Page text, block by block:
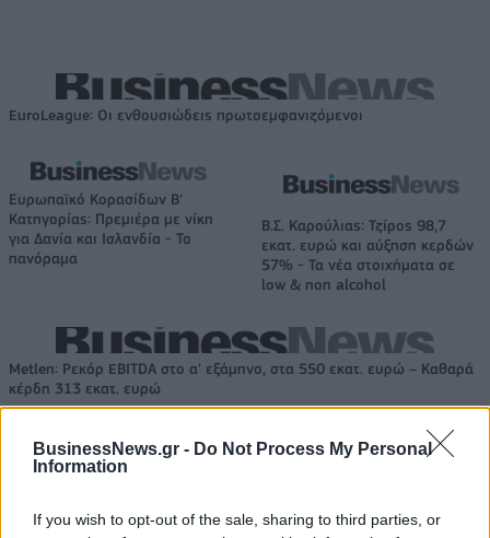
BusinessNews.gr - Do Not Process My Personal
Information
If you wish to opt-out of the sale, sharing to third parties, or
EuroLeague: Οι ενθουσιώδεις πρωτοεμφανιζόμενοι
Ευρωπαϊκό Κορασίδων Β'
Κατηγορίας: Πρεμιέρα με νίκη
για Δανία και Ισλανδία - Το
πανόραμα
Β.Σ. Καρούλιας: Τζίρος 98,7
εκατ. ευρώ και αύξηση κερδών
57% - Τα νέα στοιχήματα σε
low & non alcohol
Metlen: Ρεκόρ EBITDA στο α' εξάμηνο, στα 550 εκατ. ευρώ – Καθαρά
κέρδη 313 εκατ. ευρώ
σε 843 μέσα ενημέρωσης-
ξεκίνησε το πρόγραμμα
στήριξης- Κάλυψη εισφορών